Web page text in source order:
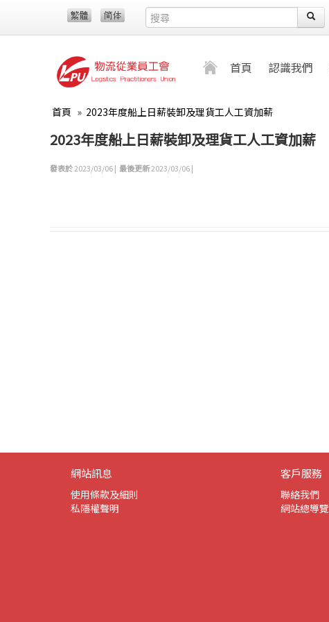
首頁 認識我們
首頁 » 2023年度船上日薪裝卸及理貨工人工資加薪
2023年度船上日薪裝卸及理貨工人工資加薪
發表於2023/03/06 | 最後更新2023/03/06 |
網站訊息
使用條款及細則
私隱權聲明
客戶服務
聯絡我們
網站總導覽